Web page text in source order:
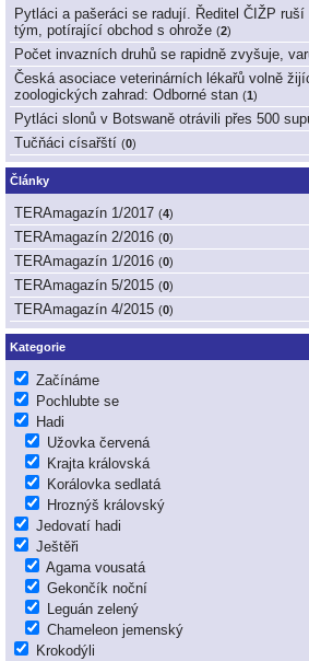
Pytláci a pašeráci se radují. Ředitel ČIŽP ruší
tým, potírající obchod s ohrože (2)
Počet invazních druhů se rapidně zvyšuje,
Česká asociace veterinárních lékařů volně
zoologických zahrad: Odborné stan (1)
Pytláci slonů v Botswaně otrávili přes 500
Tučňáci císařští (0)
Články
TERAmagazín 1/2017 (4)
TERAmagazín 2/2016 (0)
TERAmagazín 1/2016 (0)
TERAmagazín 5/2015 (0)
TERAmagazín 4/2015 (0)
Kategorie
Začínáme
Pochlubte se
Hadi
Užovka červená
Krajta královská
Korálovka sedlatá
Hroznýš královský
Jedovatí hadi
Ještěři
Agama vousatá
Gekončík noční
Leguán zelený
Chameleon jemenský
Krokodýli